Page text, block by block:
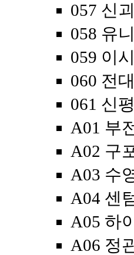
057 신
058 유
059 이
060 전
061 신
A01 부
A02 구
A03 수
A04 센
A05 하
A06 정